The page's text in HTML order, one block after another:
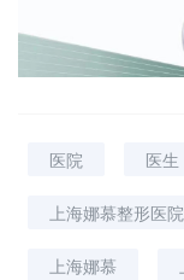
医院 医生
上海娜慕整形医院
上海娜慕